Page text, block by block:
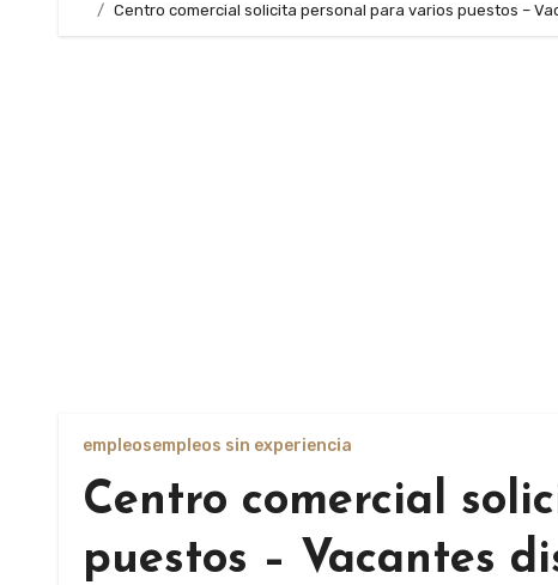
Centro comercial solicita personal para varios puestos –
empleosempleos sin experiencia
Centro comercial
puestos – Vacantes